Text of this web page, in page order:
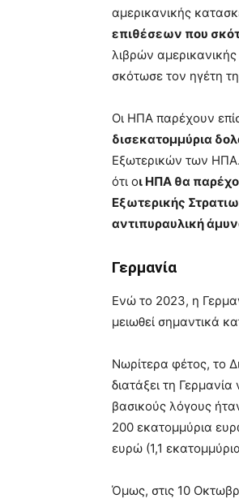
αμερικανικής
επιθέσεων που
λιβρών
σκότωσε τον ηγέτη
Οι ΗΠΑ παρέχουν
δισεκατομμύρια
Εξωτερικών των
ότι οι ΗΠΑ θα
Εξωτερικής
αντιπυραυλική
Γερμανία
Ενώ το 2023, η
μειωθεί σημαντικά
Νωρίτερα φέτος, το
διατάξει τη
βασικούς λόγους
200 εκατομμύρια
ευρώ (1,1
Όμως, στις 10